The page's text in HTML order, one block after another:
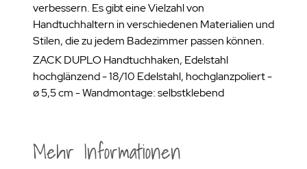
verbessern. Es gibt eine Vielzahl von
Handtuchhaltern in verschiedenen Materialien und
Stilen, die zu jedem Badezimmer passen können.
ZACK DUPLO Handtuchhaken, Edelstahl
hochglänzend - 18/10 Edelstahl, hochglanzpoliert -
ø 5,5 cm - Wandmontage: selbstklebend
Mehr Informationen